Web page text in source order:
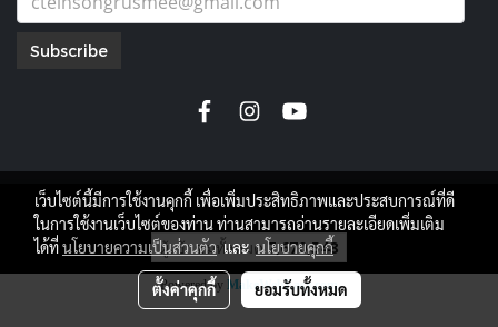
Subscribe
copyright by
ผู้เข้าชมทั้งหมด7,670,548
Powered by MakeWebEasy.com
เว็บไซต์นี้มีการใช้งานคุกกี้ เพื่อเพิ่มประสิทธิภาพและประสบการณ์ที่ดี
ในการใช้งานเว็บไซต์ของท่าน ท่านสามารถอ่านรายละเอียดเพิ่มเติม
ได้ที่นโยบายความเป็นส่วนตัวและนโยบายคุกกี้
ตั้งค่าคุกกี้ ยอมรับทั้งหมด